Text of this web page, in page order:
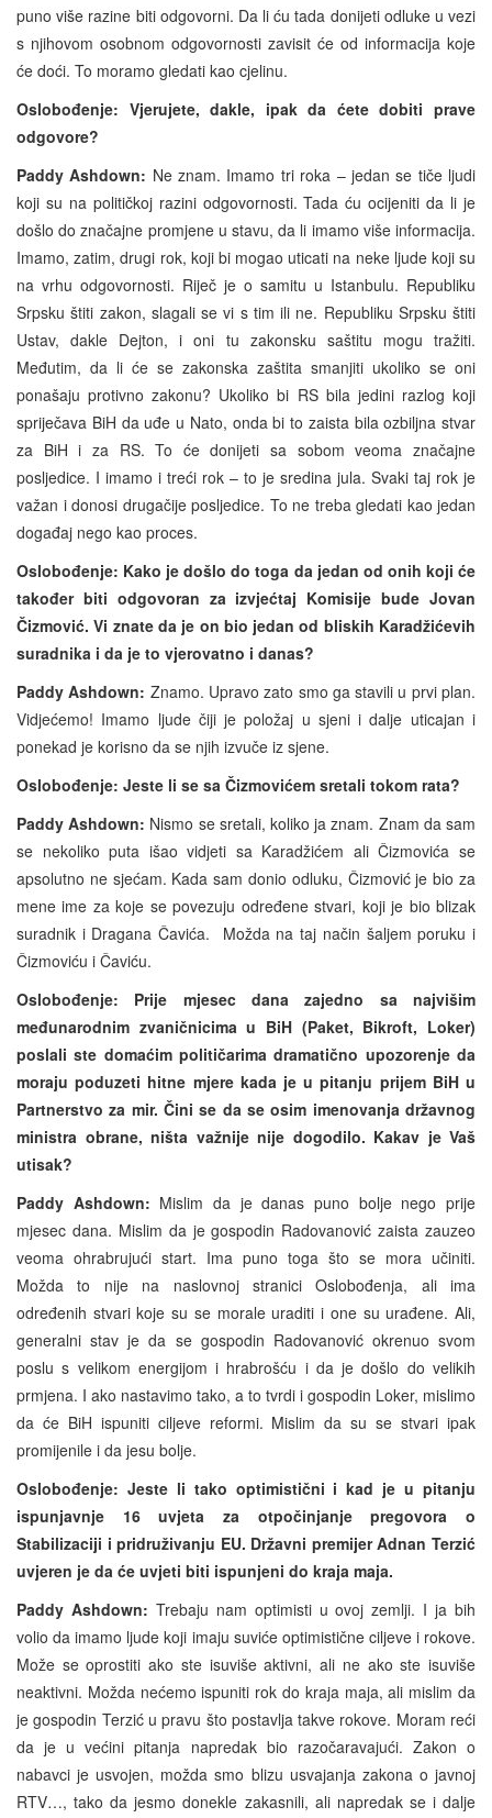
puno više razine biti odgovorni. Da li ću tada donijeti odluke u vezi
s njihovom osobnom odgovornosti zavisit će od informacija koje
će doći. To moramo gledati kao cjelinu.
Oslobođenje: Vjerujete, dakle, ipak da ćete dobiti prave
odgovore?
Paddy Ashdown: Ne znam. Imamo tri roka – jedan se tiče ljudi
koji su na političkoj razini odgovornosti. Tada ću ocijeniti da li je
došlo do značajne promjene u stavu, da li imamo više informacija.
Imamo, zatim, drugi rok, koji bi mogao uticati na neke ljude koji su
na vrhu odgovornosti. Riječ je o samitu u Istanbulu. Republiku
Srpsku štiti zakon, slagali se vi s tim ili ne. Republiku Srpsku štiti
Ustav, dakle Dejton, i oni tu zakonsku saštitu mogu tražiti.
Međutim, da li će se zakonska zaštita smanjiti ukoliko se oni
ponašaju protivno zakonu? Ukoliko bi RS bila jedini razlog koji
spriječava BiH da uđe u Nato, onda bi to zaista bila ozbiljna stvar
za BiH i za RS. To će donijeti sa sobom veoma značajne
posljedice. I imamo i treći rok – to je sredina jula. Svaki taj rok je
važan i donosi drugačije posljedice. To ne treba gledati kao jedan
događaj nego kao proces.
Oslobođenje: Kako je došlo do toga da jedan od onih koji će
također biti odgovoran za izvjećtaj Komisije bude Jovan
Čizmović. Vi znate da je on bio jedan od bliskih Karadžićevih
suradnika i da je to vjerovatno i danas?
Paddy Ashdown: Znamo. Upravo zato smo ga stavili u prvi plan.
Vidjećemo! Imamo ljude čiji je položaj u sjeni i dalje uticajan i
ponekad je korisno da se njih izvuče iz sjene.
Oslobođenje: Jeste li se sa Čizmovićem sretali tokom rata?
Paddy Ashdown: Nismo se sretali, koliko ja znam. Znam da sam
se nekoliko puta išao vidjeti sa Karadžićem ali Čizmovića se
apsolutno ne sjećam. Kada sam donio odluku, Čizmović je bio za
mene ime za koje se povezuju određene stvari, koji je bio blizak
suradnik i Dragana Čavića. Možda na taj način šaljem poruku i
Čizmoviću i Čaviću.
Oslobođenje: Prije mjesec dana zajedno sa najvišim
međunarodnim zvaničnicima u BiH (Paket, Bikroft, Loker)
poslali ste domaćim političarima dramatično upozorenje da
moraju poduzeti hitne mjere kada je u pitanju prijem BiH u
Partnerstvo za mir. Čini se da se osim imenovanja državnog
ministra obrane, ništa važnije nije dogodilo. Kakav je Vaš
utisak?
Paddy Ashdown: Mislim da je danas puno bolje nego prije
mjesec dana. Mislim da je gospodin Radovanović zaista zauzeo
veoma ohrabrujući start. Ima puno toga što se mora učiniti.
Možda to nije na naslovnoj stranici Oslobođenja, ali ima
određenih stvari koje su se morale uraditi i one su urađene. Ali,
generalni stav je da se gospodin Radovanović okrenuo svom
poslu s velikom energijom i hrabrošću i da je došlo do velikih
prmjena. I ako nastavimo tako, a to tvrdi i gospodin Loker, mislimo
da će BiH ispuniti ciljeve reformi. Mislim da su se stvari ipak
promijenile i da jesu bolje.
Oslobođenje: Jeste li tako optimistični i kad je u pitanju
ispunjavnje 16 uvjeta za otpočinjanje pregovora o
Stabilizaciji i pridruživanju EU. Državni premijer Adnan Terzić
uvjeren je da će uvjeti biti ispunjeni do kraja maja.
Paddy Ashdown: Trebaju nam optimisti u ovoj zemlji. I ja bih
volio da imamo ljude koji imaju suviće optimistične ciljeve i rokove.
Može se oprostiti ako ste isuviše aktivni, ali ne ako ste isuviše
neaktivni. Možda nećemo ispuniti rok do kraja maja, ali mislim da
je gospodin Terzić u pravu što postavlja takve rokove. Moram reći
da je u većini pitanja napredak bio razočaravajući. Zakon o
nabavci je usvojen, možda smo blizu usvajanja zakona o javnoj
RTV…, tako da jesmo donekle zakasnili, ali napredak se i dalje